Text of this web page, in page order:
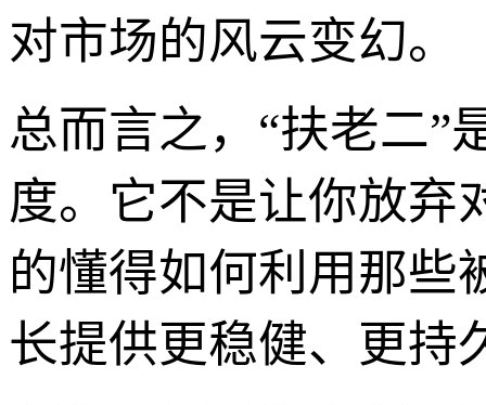
对市场的风云变幻。
总而言之，“扶老二”
度。它不是让你放弃
的懂得如何利用那些
长提供更稳健、更持